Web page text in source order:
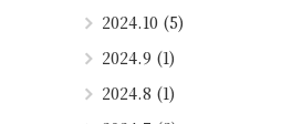
2024.10 (5)
2024.9 (1)
2024.8 (1)